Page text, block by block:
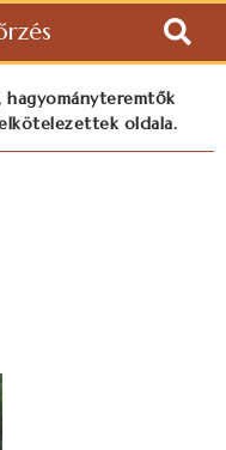
hagyományteremtők
oldala.